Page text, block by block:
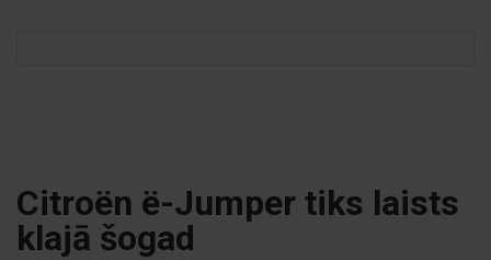
Citroën ë-Jumper tiks laists
klajā šogad